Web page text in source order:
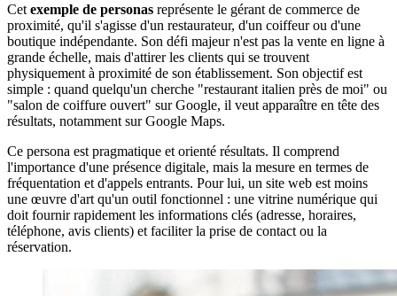
Cet exemple de personas représente le gérant de commerce de
proximité, qu'il s'agisse d'un restaurateur, d'un coiffeur ou d'une
boutique indépendante. Son défi majeur n'est pas la vente en ligne à
grande échelle, mais d'attirer les clients qui se trouvent
physiquement à proximité de son établissement. Son objectif est
simple : quand quelqu'un cherche "restaurant italien près de moi" ou
"salon de coiffure ouvert" sur Google, il veut apparaître en tête des
résultats, notamment sur Google Maps.
Ce persona est pragmatique et orienté résultats. Il comprend
l'importance d'une présence digitale, mais la mesure en termes de
fréquentation et d'appels entrants. Pour lui, un site web est moins
une œuvre d'art qu'un outil fonctionnel : une vitrine numérique qui
doit fournir rapidement les informations clés (adresse, horaires,
téléphone, avis clients) et faciliter la prise de contact ou la
réservation.